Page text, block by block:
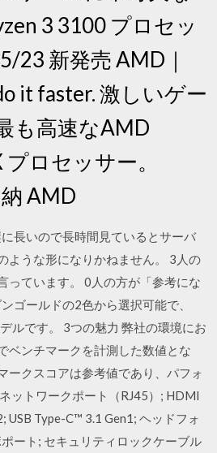
3 3100 プロセッ
23 新発売 AMD｜
it faster. 激しいゲー
も高速なAMD
ロセッサー。
AMD
長いので長時間見ているとサーバ
ような形になりかねません。 3人の
っています。 0人の方が「参考にな
ゴールドの2色から選択可能で、
ルです。 3つの魅力 弊社の環境にお
ベンチマークを計測した数値とな
ークスコアは参考値であり、パフォ
ットワークポート（RJ45）; HDMI
USB Type-C™ 3.1 Gen1; ヘッドフォ
ート; セキュリティロックケーブル